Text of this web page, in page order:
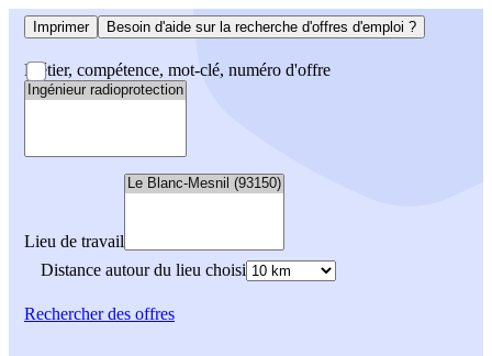
Imprimer Besoin d'aide sur la recherche d'offres d'emploi ?
Métier, compétence, mot-clé, numéro d'offre
Lieu de travail
Distance autour du lieu choisi
Rechercherdes offres